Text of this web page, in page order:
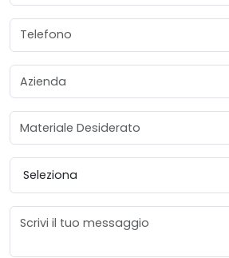
Telefono
Azienda
Materiale Desiderato
Provincia
Messaggio